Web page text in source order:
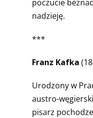
poczucie
nadzieję.
***
Franz Kafka
Urodzony w
austro-
pisarz